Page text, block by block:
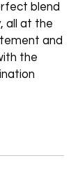
blend
all at the
and
the